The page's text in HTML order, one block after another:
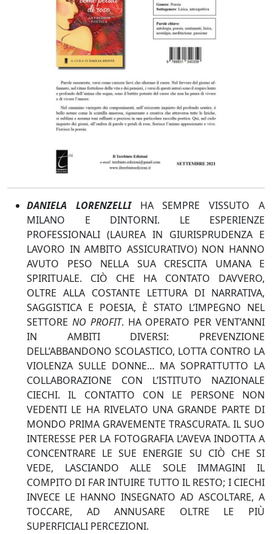
DANIELA LORENZELLIHA SEMPRE VISSUTO A
MILANO E DINTORNI. LE ESPERIENZE
PROFESSIONALI (LAUREA IN GIURISPRUDENZA E
LAVORO IN AMBITO ASSICURATIVO) NON HANNO
AVUTO PESO NELLA SUA CRESCITA UMANA E
SPIRITUALE. CIÒ CHE HA CONTATO DAVVERO,
OLTRE ALLA COSTANTE LETTURA DI NARRATIVA,
SAGGISTICA E POESIA, È STATO L’IMPEGNO NEL
SETTORE NO PROFIT. HA OPERATO PER VENT’ANNI
IN AMBITI DIVERSI: PREVENZIONE
DELL’ABBANDONO SCOLASTICO, LOTTA CONTRO LA
VIOLENZA SULLE DONNE… MA SOPRATTUTTO LA
COLLABORAZIONE CON L’ISTITUTO NAZIONALE
CIECHI. IL CONTATTO CON LE PERSONE NON
VEDENTI LE HA RIVELATO UNA GRANDE PARTE DI
MONDO PRIMA GRAVEMENTE TRASCURATA. IL SUO
INTERESSE PER LA FOTOGRAFIA L’AVEVA INDOTTA A
CONCENTRARE LE SUE ENERGIE SU CIÒ CHE SI
VEDE, LASCIANDO ALLE SOLE IMMAGINI IL
COMPITO DI FAR INTUIRE TUTTO IL RESTO; I CIECHI
INVECE LE HANNO INSEGNATO AD ASCOLTARE, A
TOCCARE, AD ANNUSARE OLTRE LE PIÙ
SUPERFICIALI PERCEZIONI.